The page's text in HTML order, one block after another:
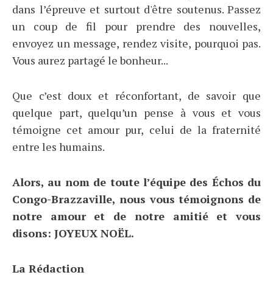
dans l’épreuve et surtout d'être soutenus. Passez
un coup de fil pour prendre des nouvelles,
envoyez un message, rendez visite, pourquoi pas.
Vous aurez partagé le bonheur...
Que c’est doux et réconfortant, de savoir que
quelque part, quelqu’un pense à vous et vous
témoigne cet amour pur, celui de la fraternité
entre les humains.
Alors, au nom de toute l’équipe des Échos du
Congo-Brazzaville, nous vous témoignons de
notre amour et de notre amitié et vous
disons: JOYEUX NOËL.
La Rédaction